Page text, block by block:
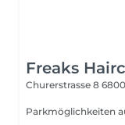
Freaks
Churerstrasse 8
Parkmöglichkeiten